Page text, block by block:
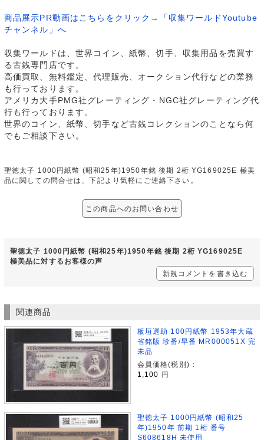
商品展示PR動画はこちらをクリック→「収集ワールドYoutube
チャンネル」へ
収集ワールドは、世界コイン、紙幣、切手、収集用品を売買す
る古銭専門店です。
高価買取、無料鑑定、代理販売、オークション代行などの業務
も行っております。
アメリカ大手PMG社グレーティング・NGC社グレーティング代
行も行っております。
世界のコイン、紙幣、切手など古銭コレクションのことなら何
でもご相談下さい。
聖徳太子 1000円紙幣 (昭和25年)1950年銘 後期 2桁 YG169025E 極美
品に関しての問合せは、下記より気軽にご連絡下さい。
この商品へのお問い合わせ
聖徳太子 1000円紙幣 (昭和25年)1950年銘 後期 2桁 YG169025E
極美品に対するお客様の声
新規コメントを書き込む
関連商品
板垣退助 100円紙幣 1953年大蔵
省銘版 珍番/早番 MR000051X 完
未品
会員価格(税別)：
1,100
円
聖徳太子 1000円紙幣 (昭和25
年)1950年 前期 1桁 番号
S608618H 未使用